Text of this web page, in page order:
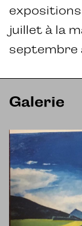
juillet à la
septembre
Galerie